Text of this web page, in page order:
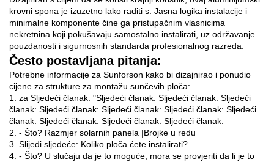
krovni spona je izuzetno lako raditi s. Jasna logika instalacije i
minimalne komponente čine ga pristupačnim vlasnicima
nekretnina koji pokušavaju samostalno instalirati, uz održavanje
pouzdanosti i sigurnosnih standarda profesionalnog razreda.
Često postavljana pitanja:
Potrebne informacije za Sunforson kako bi dizajnirao i ponudio
cijene za strukture za montažu sunčevih ploča:
1. za Sljedeći članak: "Sljedeći članak: Sljedeći članak: Sljedeći
članak: Sljedeći članak: Sljedeći članak: Sljedeći članak: Sljedeći
članak: Sljedeći članak: Sljedeći članak: Sljedeći članak:
2. - Što? Razmjer solarnih panela |Brojke u redu
3. Slijedi sljedeće: Koliko ploča ćete instalirati?
4. - Što? U slučaju da je to moguće, mora se provjeriti da li je to